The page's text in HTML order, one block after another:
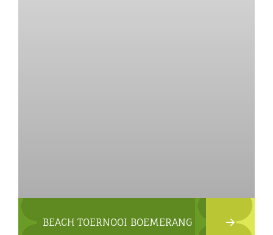
BEACH TOERNOOI BOEMERANG